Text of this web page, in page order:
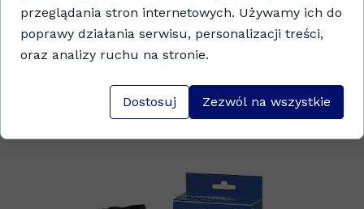
• reumatoidalne zapalenie stawów,
• opadanie porażenne dłoni,
• doleczenie i rehabilitacja po zdjęciu
przeglądania stron internetowych. Używamy ich do
poprawy działania serwisu, personalizacji treści,
oraz analizy ruchu na stronie.
Dostosuj Zezwól na wszystkie